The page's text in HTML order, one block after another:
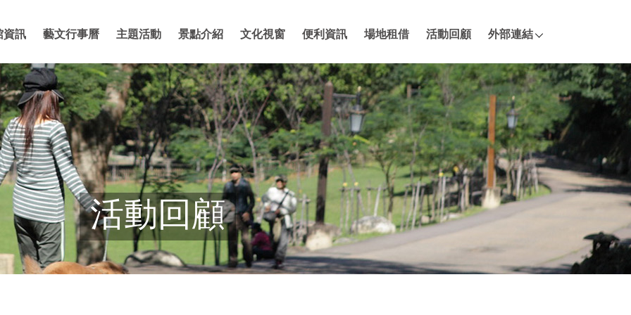
資訊 藝文行事曆 主題活動 景點介紹 文化視窗 便利資訊 場地租借 活動回顧 外部連結
活動回顧